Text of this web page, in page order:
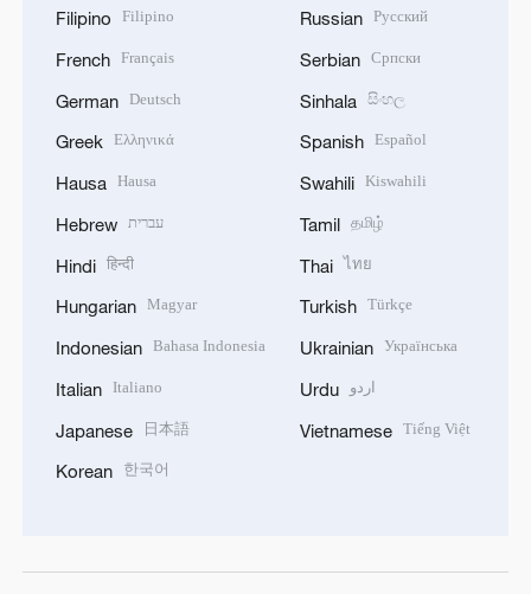
Filipino Filipino
French Français
German Deutsch
Greek Ελληνικά
Hausa Hausa
Hebrew עברית
Hindi हिन्दी
Hungarian Magyar
Indonesian Bahasa Indonesia
Italian Italiano
Japanese 日本語
Korean 한국어
Russian Русский
Serbian Српски
Sinhala සිංහල
Spanish Español
Swahili Kiswahili
Tamil தமிழ்
Thai ไทย
Turkish Türkçe
Ukrainian Українська
Urdu اردو
Vietnamese Tiếng Việt